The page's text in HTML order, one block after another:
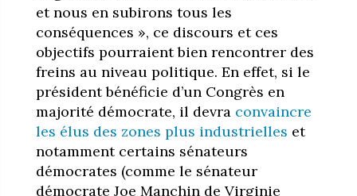
et nous en subirons tous les
conséquences », ce discours et ces
objectifs pourraient bien rencontrer des
freins au niveau politique. En effet, si le
président bénéficie d’un Congrès en
majorité démocrate, il devra convaincre
les élus des zones plus industrielles et
notamment certains sénateurs
démocrates (comme le sénateur
démocrate Joe Manchin de Virginie